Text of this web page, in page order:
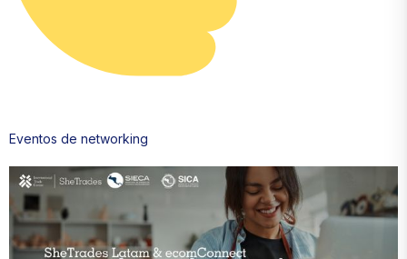
Eventos de networking